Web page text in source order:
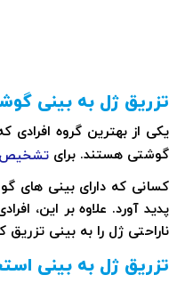
تزریق ژل به بینی
یکی از بهترین گروه افرادی
گوشتی هستند. برای تشخیص
کسانی که دارای بینی های
پدید آورد. علاوه بر این،
ناراحتی ژل را به بینی
تزریق ژل به بینی